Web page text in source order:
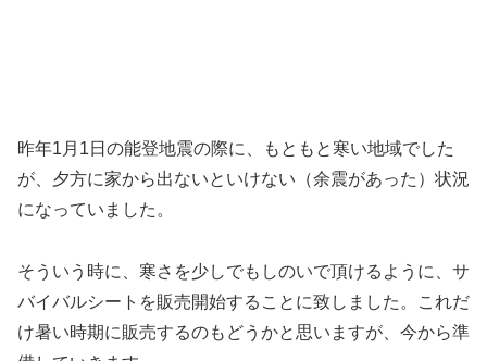
昨年1月1日の能登地震の際に、もともと寒い地域でした
が、夕方に家から出ないといけない（余震があった）状況
になっていました。
そういう時に、寒さを少しでもしのいで頂けるように、サ
バイバルシートを販売開始することに致しました。これだ
け暑い時期に販売するのもどうかと思いますが、今から準